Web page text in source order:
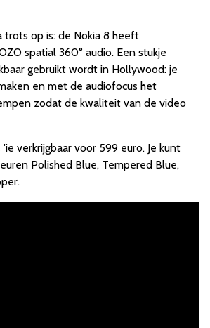
trots op is: de Nokia 8 heeft
spatial 360° audio. Een stukje
gebruikt wordt in Hollywood: je
en met de audiofocus het
zodat de kwaliteit van de video
verkrijgbaar voor 599 euro. Je kunt
Polished Blue, Tempered Blue,